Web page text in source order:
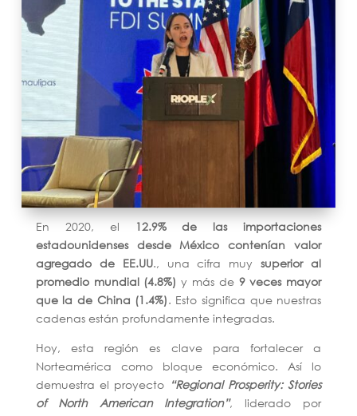
En 2020, el
12.9% de las importaciones
estadounidenses desde México contenían valor
agregado de EE.UU., una cifra muysuperior al
promedio mundial (4.8%) y más de 9 veces mayor
que la de China (1.4%). Esto significa que nuestras
cadenas están profundamente integradas.
Hoy, esta región es clave para fortalecer a
Norteamérica como bloque económico. Así lo
demuestra el proyecto “Regional Prosperity: Stories
of North American Integration”, liderado por